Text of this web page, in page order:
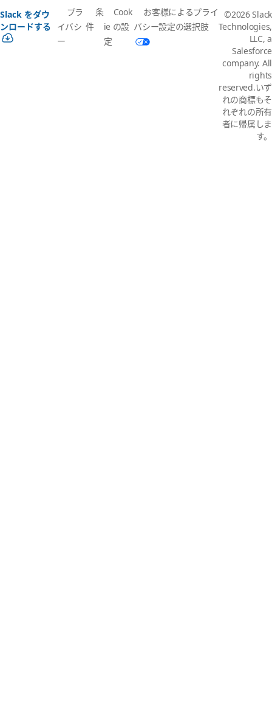
Slack をダウ
ンロードする
プラ
イバシ
ー
条
件
Cook
ie の設
定
お客様によるプライ
バシー設定の選択肢
©2026 Slack
Technologies,
LLC, a
Salesforce
company. All
rights
reserved.いず
れの商標もそ
れぞれの所有
者に帰属しま
す。